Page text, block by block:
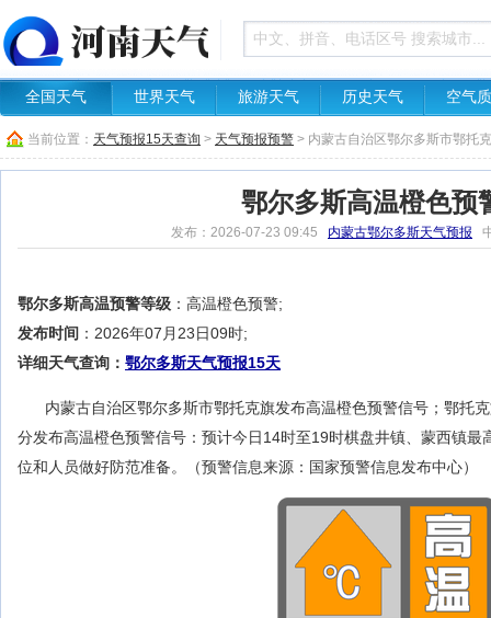
全国天气 世界天气 旅游天气 历史天气 空气
当前位置： 天气预报15天查询 > 天气预报预警 > 内蒙古自治区鄂尔多斯市鄂托
鄂尔多斯高温橙色预
发布：2026-07-23 09:45 内蒙古鄂尔多斯天气预报
鄂尔多斯高温预警等级 ：高温橙色预警;
发布时间 ：2026年07月23日09时;
详细天气查询： 鄂尔多斯天气预报15天
内蒙古自治区鄂尔多斯市鄂托克旗发布高温橙色预警信号；鄂托
分发布高温橙色预警信号：预计今日14时至19时棋盘井镇、蒙西镇
位和人员做好防范准备。（预警信息来源：国家预警信息发布中心）